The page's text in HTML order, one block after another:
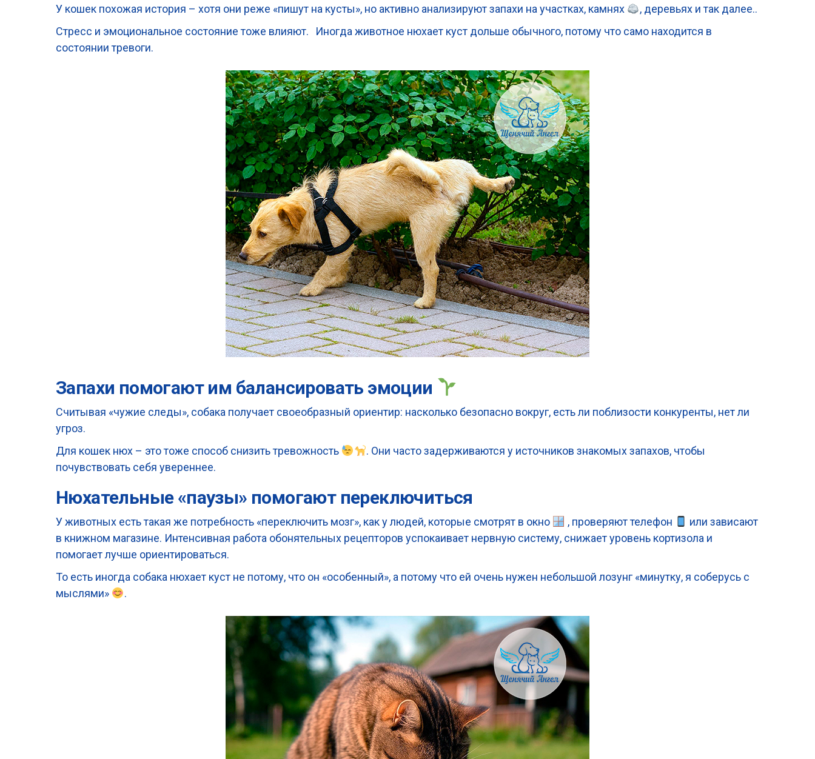
У кошек похожая история – хотя они реже «пишут на кусты», но активно анализируют запахи на участках, камнях
, деревьях и так далее..
Стресс и эмоциональное состояние тоже влияют. Иногда животное нюхает куст дольше обычного, потому что само находится в
состоянии тревоги.
Запахи помогают им балансировать эмоции
Считывая «чужие следы», собака получает своеобразный ориентир: насколько безопасно вокруг, есть ли поблизости конкуренты, нет ли
угроз.
Для кошек нюх – это тоже способ снизить тревожность
. Они часто задерживаются у источников знакомых запахов, чтобы
почувствовать себя увереннее.
Нюхательные «паузы» помогают переключиться
У животных есть такая же потребность «переключить мозг», как у людей, которые смотрят в окно , проверяют телефон
или зависают
в книжном магазине. Интенсивная работа обонятельных рецепторов успокаивает нервную систему, снижает уровень кортизола и
помогает лучше ориентироваться.
То есть иногда собака нюхает куст не потому, что он «особенный», а потому что ей очень нужен небольшой лозунг «минутку, я соберусь с
мыслями»
.